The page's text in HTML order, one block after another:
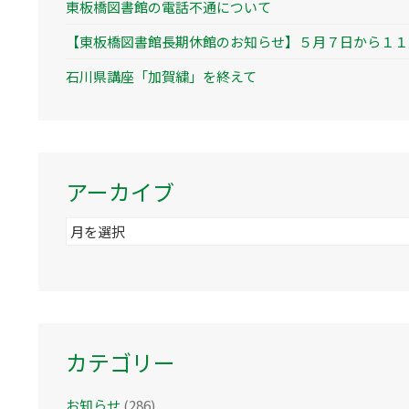
東板橋図書館の電話不通について
【東板橋図書館長期休館のお知らせ】５月７日から１
石川県講座「加賀繍」を終えて
アーカイブ
ア
カテゴリー
お知らせ (286)